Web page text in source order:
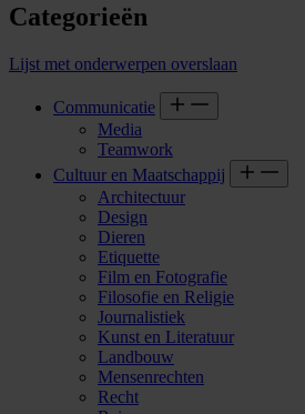
Categorieën
Lijst met onderwerpen overslaan
Communicatie
Media
Teamwork
Cultuur en Maatschappij
Architectuur
Design
Dieren
Etiquette
Film en Fotografie
Filosofie en Religie
Journalistiek
Kunst en Literatuur
Landbouw
Mensenrechten
Recht